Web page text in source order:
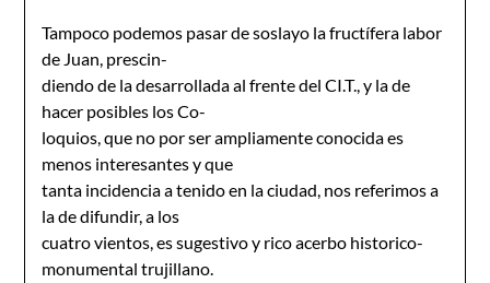
Tampoco podemos pasar de soslayo la fructífera labor
de Juan, prescin-
diendo de la desarrollada al frente del CI.T., y la de
hacer posibles los Co-
loquios, que no por ser ampliamente conocida es
menos interesantes y que
tanta incidencia a tenido en la ciudad, nos referimos a
la de difundir, a los
cuatro vientos, es sugestivo y rico acerbo historico-
monumental trujillano.